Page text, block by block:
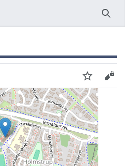
Søg
OvervågVis